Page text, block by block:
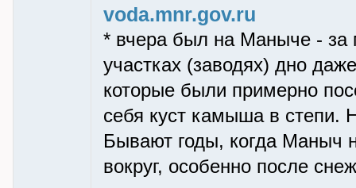
voda.mnr.gov.ru
* вчера был на Маныче - за
участках (заводях) дно
которые были примерно
себя куст камыша в степи.
Бывают годы, когда Маныч
вокруг, особенно после